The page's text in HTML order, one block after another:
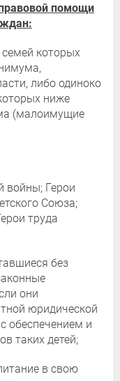
помощи
которых
либо одиноко
ниже
(малоимущие
войны; Герои
Союза;
труда
без
они
юридической
обеспечением и
таких детей;
в свою